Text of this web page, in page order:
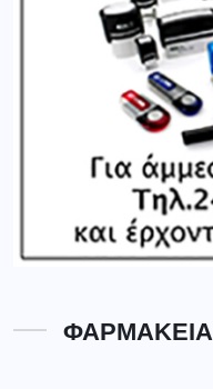
ΦΑΡΜΑΚΕΙΑ